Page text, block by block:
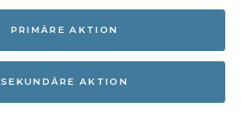
PRIMÄRE AKTION
SEKUNDÄRE AKTION